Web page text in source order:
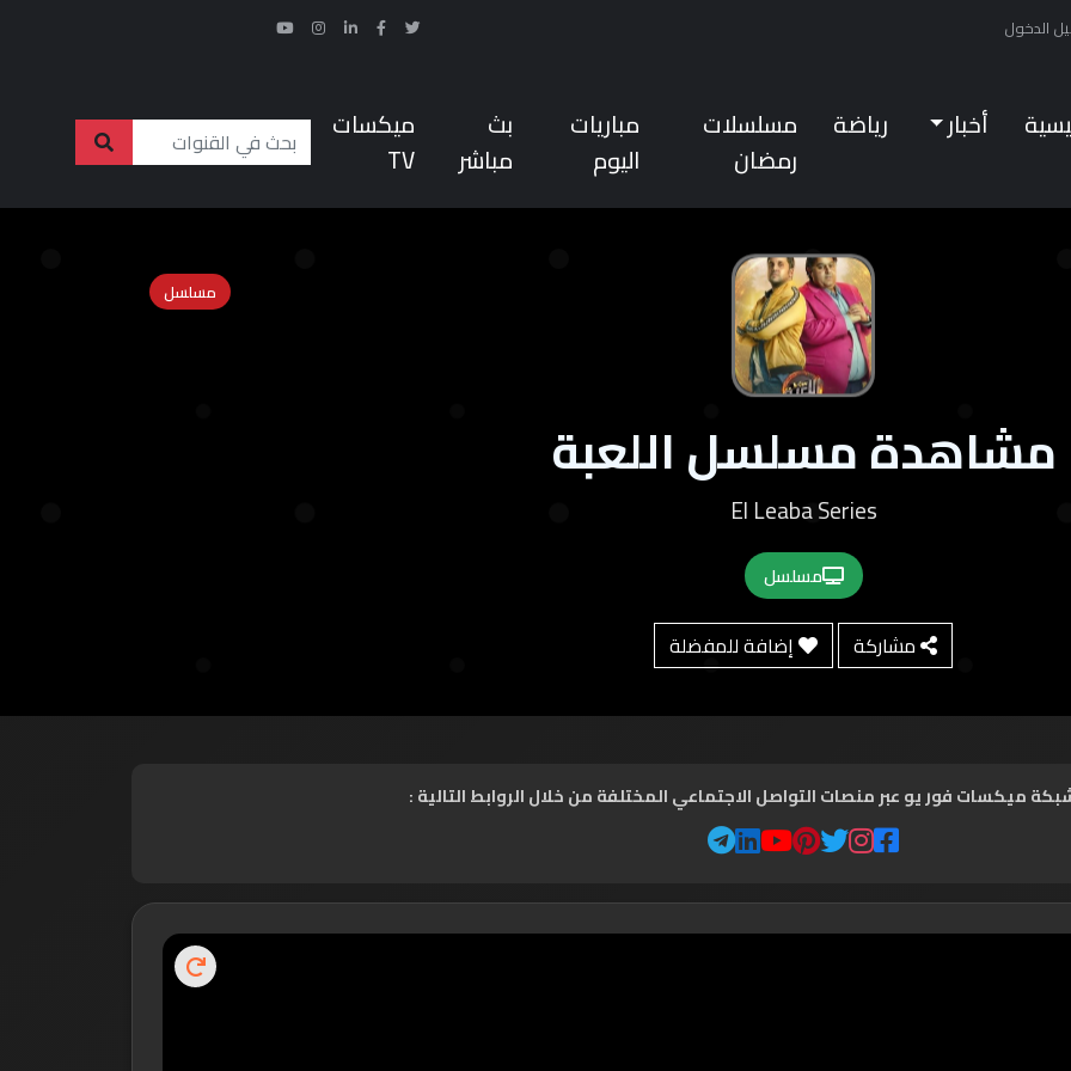
الدخول
أخبار رياضة
مسلسلات
رمضان
مباريات
اليوم
بث
مباشر
ميكسات
TV
مشاهدة مسلسل اللعبة
El Leaba Series
مسلسل
مسلسل
مشاركة إضافة للمفضلة
ميكسات فور يو عبر منصات التواصل الاجتماعي المختلفة من خلال الروابط التالية :